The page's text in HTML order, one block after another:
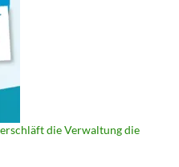
die Verwaltung die